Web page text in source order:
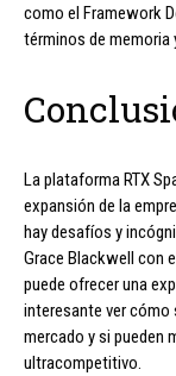
como el Framework
términos de memoria
La plataforma RTX
expansión de la
hay desafíos y
Grace Blackwell con
puede ofrecer una
interesante ver cómo
mercado y si pueden
ultracompetitivo.